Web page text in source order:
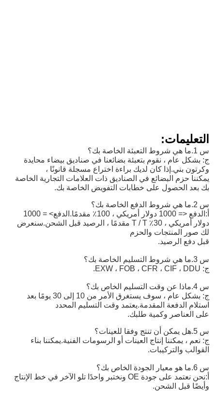
التعليمات:
س 1.ما هي شروط التعبئة الخاصة بك؟
ج: بشكل عام ، نقوم بتعبئة بضائعنا في صناديق بيضاء محايدة
وكرتون بني.إذا كان لديك براءة اختراع مسجلة قانونًا ،
يمكننا حزم البضائع في الصناديق ذات العلامات التجارية الخاصة
بك بعد الحصول على خطابات التفويض الخاصة بك.
س 2.ما هي شروط الدفع الخاصة بك؟
أ:
دولار أمريكي ، 30٪ T / T مقدمًا ، الرصيد قبل الشحن.
سنعرض
لك صور المنتجات والحزم
قبل دفع الرصيد.
س 3.ما هي شروط التسليم الخاصة بك؟
ج: EXW ، FOB ، CFR ، CIF ، DDU.
س 4.ماذا عن وقت التسليم الخاص بك؟
ج: بشكل عام ، سوف يستغرق الأمر من 10 إلى 30 يومًا بعد
استلام الدفعة المقدمة.يعتمد وقت التسليم المحدد
على العناصر وكمية طلبك.
س 5.هل يمكن أن تنتج وفقا للعينات؟
ج: نعم ، يمكننا إنتاج العينات أو الرسومات الفنية.يمكننا بناء
القوالب والتركيبات.
س 6.ما هو معيار الجودة الخاص بك؟
أ:
وأيضًا قبل الشحن.